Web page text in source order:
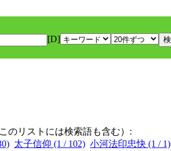
[D]
のリストには検索語も含む）:
太子信仰 (1 / 102) 小河法印忠快 (1 / 1)